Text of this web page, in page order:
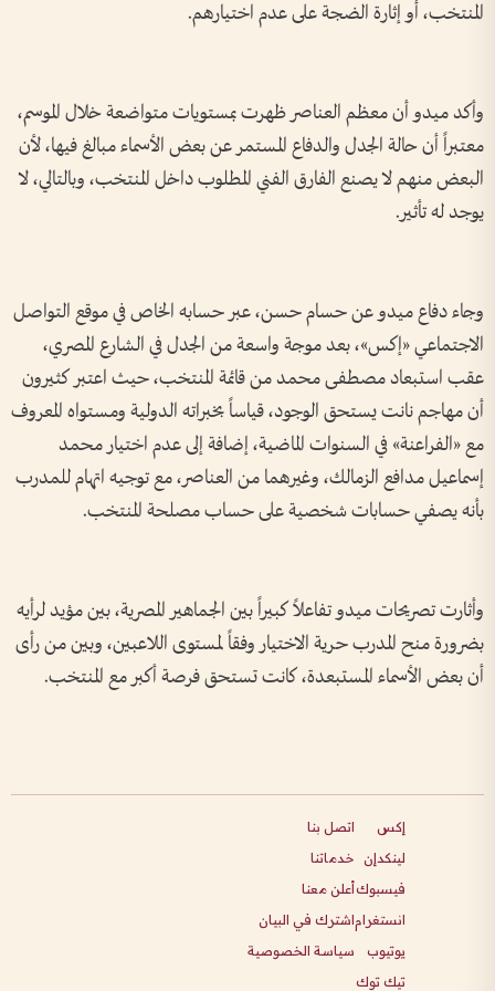
المنتخب، أو إثارة الضجة على عدم اختيارهم.
وأكد ميدو أن معظم العناصر ظهرت بمستويات متواضعة خلال الموسم،
معتبراً أن حالة الجدل والدفاع المستمر عن بعض الأسماء مبالغ فيها، لأن
البعض منهم لا يصنع الفارق الفني المطلوب داخل المنتخب، وبالتالي، لا
يوجد له تأثير.
وجاء دفاع ميدو عن حسام حسن، عبر حسابه الخاص في موقع التواصل
الاجتماعي «إكس»، بعد موجة واسعة من الجدل في الشارع المصري،
عقب استبعاد مصطفى محمد من قائمة المنتخب، حيث اعتبر كثيرون
أن مهاجم نانت يستحق الوجود، قياساً بخبراته الدولية ومستواه المعروف
مع «الفراعنة» في السنوات الماضية، إضافة إلى عدم اختيار محمد
إسماعيل مدافع الزمالك، وغيرهما من العناصر، مع توجيه اتهام للمدرب
بأنه يصفي حسابات شخصية على حساب مصلحة المنتخب.
وأثارت تصريحات ميدو تفاعلاً كبيراً بين الجماهير المصرية، بين مؤيد لرأيه
بضرورة منح المدرب حرية الاختيار وفقاً لمستوى اللاعبين، وبين من رأى
أن بعض الأسماء المستبعدة، كانت تستحق فرصة أكبر مع المنتخب.
إكس
لينكدإن
فيسبوك
انستغرام
يوتيوب
تيك توك
اتصل بنا
خدماتنا
أعلن معنا
اشترك في البيان
سياسة الخصوصية